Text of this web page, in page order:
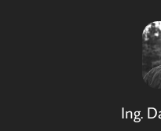
Ing.